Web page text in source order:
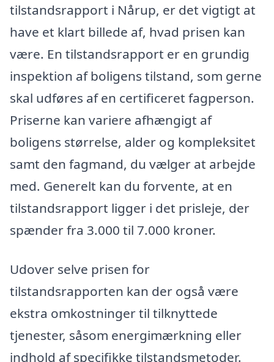
tilstandsrapport i Nårup, er det vigtigt at
have et klart billede af, hvad prisen kan
være. En tilstandsrapport er en grundig
inspektion af boligens tilstand, som gerne
skal udføres af en certificeret fagperson.
Priserne kan variere afhængigt af
boligens størrelse, alder og kompleksitet
samt den fagmand, du vælger at arbejde
med. Generelt kan du forvente, at en
tilstandsrapport ligger i det prisleje, der
spænder fra 3.000 til 7.000 kroner.
Udover selve prisen for
tilstandsrapporten kan der også være
ekstra omkostninger til tilknyttede
tjenester, såsom energimærkning eller
indhold af specifikke tilstandsmetoder.